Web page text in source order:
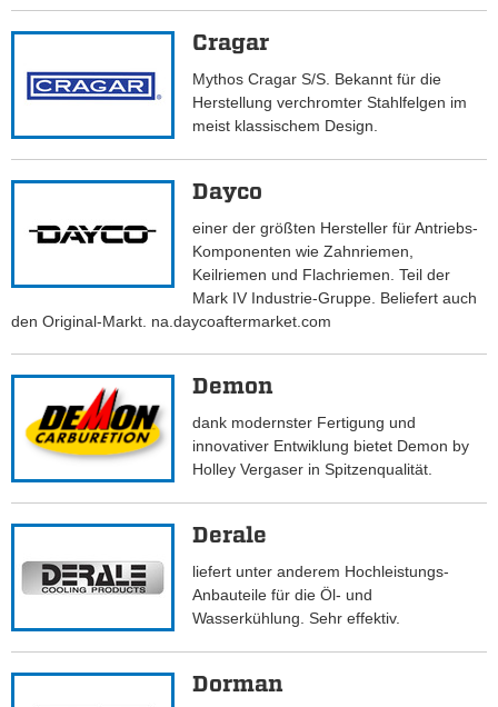
Cragar
Mythos Cragar S/S. Bekannt für die
Herstellung verchromter Stahlfelgen im
meist klassischem Design.
Dayco
einer der größten Hersteller für Antriebs-
Komponenten wie Zahnriemen,
Keilriemen und Flachriemen. Teil der
Mark IV Industrie-Gruppe. Beliefert auch
den Original-Markt. na.daycoaftermarket.com
Demon
dank modernster Fertigung und
innovativer Entwiklung bietet Demon by
Holley Vergaser in Spitzenqualität.
Derale
liefert unter anderem Hochleistungs-
Anbauteile für die Öl- und
Wasserkühlung. Sehr effektiv.
Dorman